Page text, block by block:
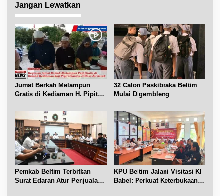
a
s
i
p
o
s
Jangan Lewatkan
Jumat Berkah Melampun
Gratis di Kediaman H. Pipit
32 Calon Paskibraka Beltim
Mulai Digembleng
Pemkab Beltim Terbitkan
Surat Edaran Atur Penjualan
KPU Beltim Jalani Visitasi KI
Babel: Perkuat Keterbukaan